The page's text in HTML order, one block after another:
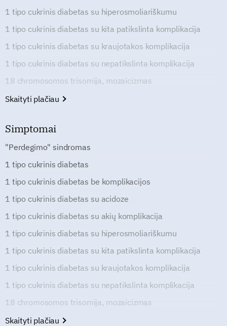
1 tipo cukrinis diabetas su hiperosmoliariškumu
1 tipo cukrinis diabetas su kita patikslinta komplikacija
1 tipo cukrinis diabetas su kraujotakos komplikacija
1 tipo cukrinis diabetas su nepatikslinta komplikacija
18 chromosomos trisomija, mozaicizmas
Skaityti plačiau
Simptomai
"Perdegimo" sindromas
1 tipo cukrinis diabetas
1 tipo cukrinis diabetas be komplikacijos
1 tipo cukrinis diabetas su acidoze
1 tipo cukrinis diabetas su akių komplikacija
1 tipo cukrinis diabetas su hiperosmoliariškumu
1 tipo cukrinis diabetas su kita patikslinta komplikacija
1 tipo cukrinis diabetas su kraujotakos komplikacija
1 tipo cukrinis diabetas su nepatikslinta komplikacija
18 chromosomos trisomija, mozaicizmas
Skaityti plačiau